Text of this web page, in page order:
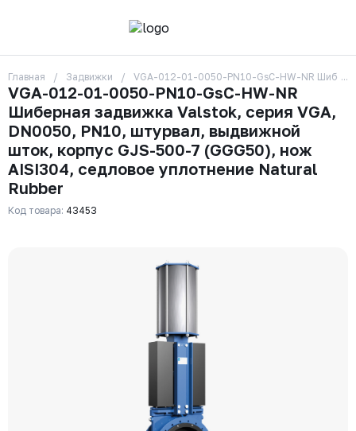
О компании
Контакты
Бренды
Отзывы
Сотрудники
Вакансии
Доставка
Оплата
Вопрос-ответ
Одинцово, Внуковская 9, пав. 31
Главная Задвижки VGA-012-01-0050-PN10-GsC-HW-NR
VGA-012-01-0050-PN10-GsC-HW-NR
Шиберная задвижка Valstok, серия VGA,
DN0050, PN10, штурвал, выдвижной
шток, корпус GJS-500-7 (GGG50), нож
AISI304, седловое уплотнение Natural
Rubber
Код товара: 43453